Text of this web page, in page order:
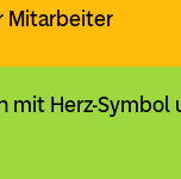
Mitarbeiter